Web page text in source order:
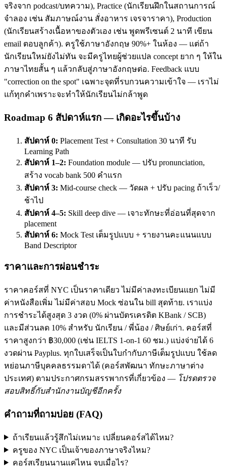
จริงจาก podcast/บทความ), Practice (นักเรียนฝึกในสถานการณ์
จำลอง เช่น สัมภาษณ์งาน สั่งอาหาร เจรจาราคา), Production
(นักเรียนสร้างเนื้อหาของตัวเอง เช่น พูดพรีเซนต์ 2 นาที เขียน
email ตอบลูกค้า). ครูใช้ภาษาอังกฤษ 90%+ ในห้อง — แต่ถ้า
นักเรียนใหม่ยังไม่ทัน จะมีครูไทยผู้ช่วยแปล concept ยาก ๆ ให้ใน
ภาษาไทยสั้น ๆ แล้วกลับสู่ภาษาอังกฤษต่อ. Feedback แบบ
"correction on the spot" เฉพาะจุดที่รบกวนความเข้าใจ — เราไม่
แก้ทุกคำเพราะจะทำให้นักเรียนไม่กล้าพูด
Roadmap 6 สัปดาห์แรก — เกิดอะไรขึ้นบ้าง
สัปดาห์ 0: Placement Test + Consultation 30 นาที รับ
Learning Path
สัปดาห์ 1–2: Foundation module — ปรับ pronunciation,
สร้าง vocab bank 500 คำแรก
สัปดาห์ 3: Mid-course check — วัดผล + ปรับ pacing ถ้าเร็ว/
ช้าไป
สัปดาห์ 4–5: Skill deep dive — เจาะทักษะที่อ่อนที่สุดจาก
placement
สัปดาห์ 6: Mock Test เต็มรูปแบบ + รายงานคะแนนแบบ
Band Descriptor
ราคาและการผ่อนชำระ
ราคาคอร์สที่ NYC เป็นราคาเดียว ไม่มีค่าลงทะเบียนแยก ไม่มี
ค่าหนังสือเพิ่ม ไม่มีค่าสอบ Mock ซ่อนใน bill สุดท้าย. เราแบ่ง
การชำระได้สูงสุด 3 งวด (0% ผ่านบัตรเครดิต KBank / SCB)
และมีส่วนลด 10% สำหรับ นักเรียน / พี่น้อง / ศิษย์เก่า. คอร์สที่
ราคาสูงกว่า ฿30,000 (เช่น IELTS 1-on-1 60 ชม.) แบ่งจ่ายได้ 6
งวดผ่าน Payplus. ทุกใบเสร็จเป็นใบกำกับภาษีเต็มรูปแบบ ใช้ลด
หย่อนภาษีบุคคลธรรมดาได้ (คอร์สพัฒนา ทักษะภาษาต่าง
ประเทศ) ตามประกาศกรมสรรพากรที่เกี่ยวข้อง — โปรดตรวจ
สอบสิทธิ์กับสำนักงานบัญชีอีกครั้ง
คำถามที่ถามบ่อย (FAQ)
ถ้าเรียนแล้วรู้สึกไม่เหมาะ เปลี่ยนคอร์สได้ไหม?
ครูของ NYC เป็นเจ้าของภาษาจริงไหม?
คอร์สเรียนนานแค่ไหน จบเมื่อไร?